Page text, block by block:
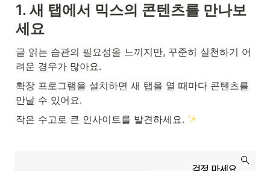
1. 새 탭에서 믹스의 콘텐츠를 만나보
세요
글 읽는 습관의 필요성을 느끼지만, 꾸준히 실천하기 어
려운 경우가 많아요.
확장 프로그램을 설치하면 새 탭을 열 때마다 콘텐츠를
만날 수 있어요.
작은 수고로 큰 인사이트를 발견하세요.